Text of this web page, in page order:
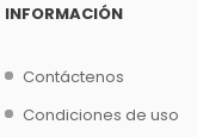
INFORMACIÓN
Contáctenos
Condiciones de uso